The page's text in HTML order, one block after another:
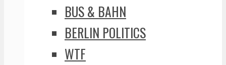
BUS & BAHN
BERLIN POLITICS
WTF